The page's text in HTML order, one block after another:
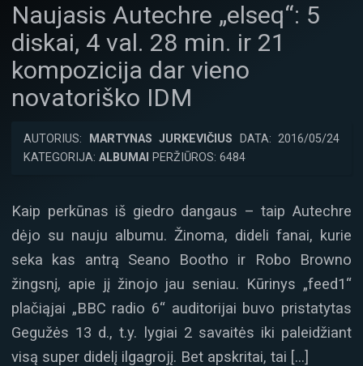
Naujasis Autechre „elseq“: 5
diskai, 4 val. 28 min. ir 21
kompozicija dar vieno
novatoriško IDM
AUTORIUS: MARTYNAS JURKEVIČIUS DATA: 2016/05/24
KATEGORIJA: ALBUMAI PERŽIŪROS: 6484
Kaip perkūnas iš giedro dangaus – taip Autechre
dėjo su nauju albumu. Žinoma, dideli fanai, kurie
seka kas antrą Seano Bootho ir Robo Browno
žingsnį, apie jį žinojo jau seniau. Kūrinys „feed1“
plačiąjai „BBC radio 6“ auditorijai buvo pristatytas
Gegužės 13 d., t.y. lygiai 2 savaitės iki paleidžiant
visą super didelį ilgagrojį. Bet apskritai, tai […]